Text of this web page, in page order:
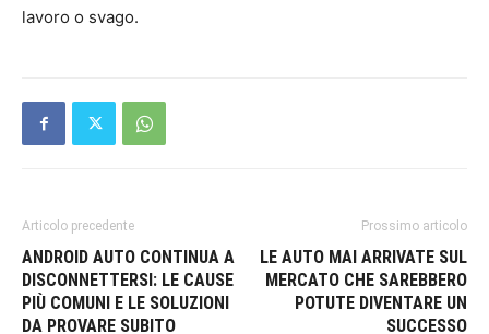
lavoro o svago.
Articolo precedente
ANDROID AUTO CONTINUA A
DISCONNETTERSI: LE CAUSE
PIÙ COMUNI E LE SOLUZIONI
DA PROVARE SUBITO
Prossimo articolo
LE AUTO MAI ARRIVATE SUL
MERCATO CHE SAREBBERO
POTUTE DIVENTARE UN
SUCCESSO